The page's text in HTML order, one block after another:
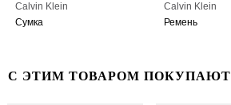
Calvin Klein
Сумка
Calvin Klein
Ремень
С ЭТИМ ТОВАРОМ ПОКУПАЮТ